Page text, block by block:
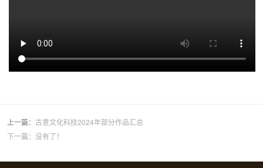
上一篇： 古意文化科技2024年部分作品汇总
下一篇：没有了！